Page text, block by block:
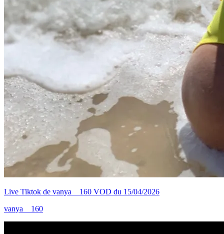
Live Tiktok de vanya__160 VOD du 15/04/2026
vanya__160